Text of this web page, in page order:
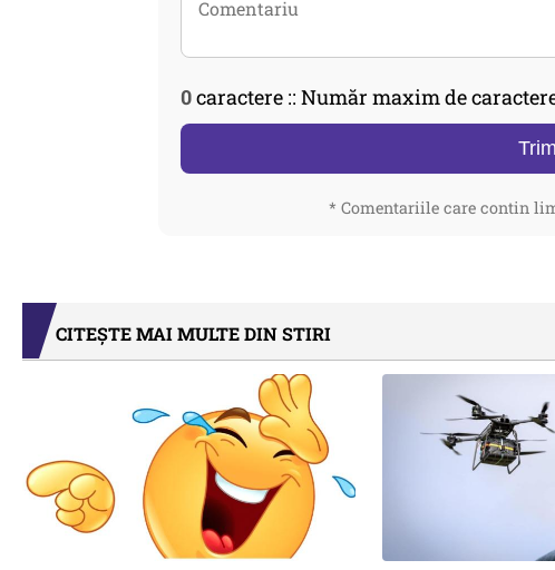
0caractere :: Număr maxim de
* Comentariile care contin
CITEȘTE MAI MULTE DIN STIRI